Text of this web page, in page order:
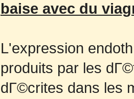
baise avec du
L'expression
produits par les
dГ©crites dans les